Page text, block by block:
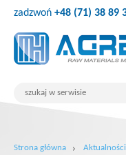
zadzwoń +48 (71) 38 89
Strona główna Aktualności